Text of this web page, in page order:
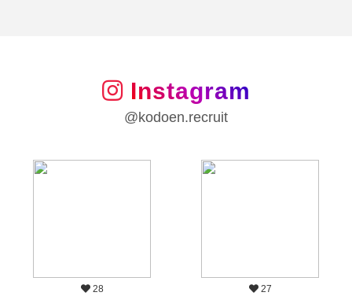
Instagram
@kodoen.recruit
28 27